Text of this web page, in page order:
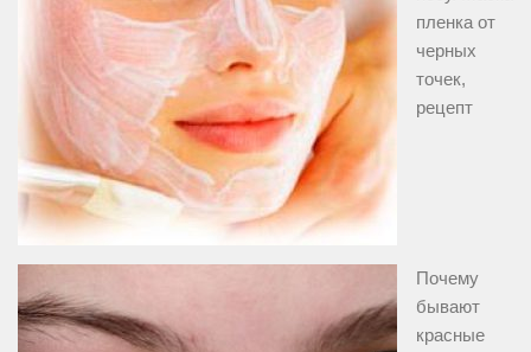
пленка от
черных
точек,
рецепт
Почему
бывают
красные